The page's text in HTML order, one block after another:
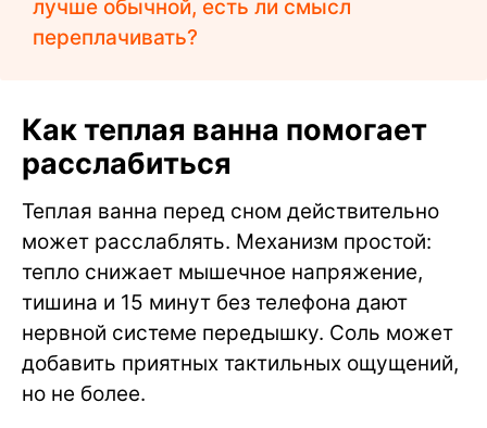
лучше обычной, есть ли смысл
переплачивать?
Как теплая ванна помогает
расслабиться
Теплая ванна перед сном действительно
может расслаблять. Механизм простой:
тепло снижает мышечное напряжение,
тишина и 15 минут без телефона дают
нервной системе передышку. Соль может
добавить приятных тактильных ощущений,
но не более.